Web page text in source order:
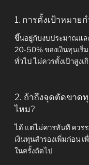
1. การตั้งเป้าหมาย
ขึ้นอยู่กับงบประมาณแล
20-50% ของเงินทุนเริ่
ทั่วไป ไม่ควรตั้งเป้าสูงเ
2. ถ้าถึงจุดตัดขาด
ไหม?
ได้ แต่ไม่ควรทันที ควร
เงินทุนสำรองเพิ่มก่อน
ในครั้งถัดไป